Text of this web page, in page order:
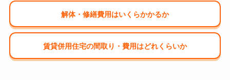
解体・修繕費用はいくらかかるか
賃貸併用住宅の間取り・費用はどれくらいか